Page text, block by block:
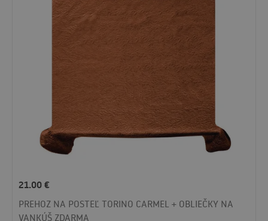
21.00€
PREHOZ NA POSTEĽ TORINO CARMEL + OBLIEČKY NA
VANKÚŠ ZDARMA